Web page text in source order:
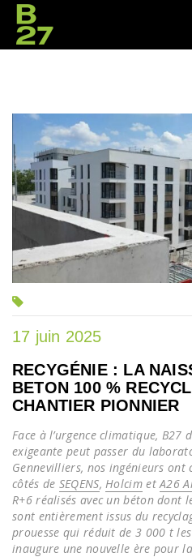
17 juin 2025
RECYGÉNIE : LA
BETON 100 %
CHANTIER PIONNIER
Face à l’urgence climatique, B27
exigeante peut passer du
Gennevilliers, nos ingénieurs
côtés de SEQENS, HolcimetA26
R+6 réalisés avec un béton dont
sont entièrement issus du
prouesse qui réduit de 3 000 t
inaugure une nouvelle ère pour